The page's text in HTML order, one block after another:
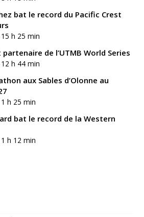
bat le record du Pacific Crest
h 25 min
de l’UTMB World Series
h 44 min
aux Sables d’Olonne au
h 25 min
bat le record de la Western
h 12 min